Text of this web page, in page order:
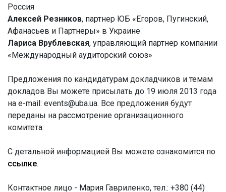
Россия
Алексей Резников, партнер ЮБ «Егоров, Пугинский,
Афанасьев и Партнеры» в Украине
Лариса Врублевская, управляющий партнер компании
«Международный аудиторский союз»
Предложения по кандидатурам докладчиков и темам
докладов Вы можете присылать до 19 июля 2013 года
на e-mail: events@uba.ua. Все предложения будут
переданы на рассмотрение организационного
комитета.
С детальной информацией Вы можете ознакомится по
ссылке.
Контактное лицо - Мария Гавриленко, тел.: +380 (44)